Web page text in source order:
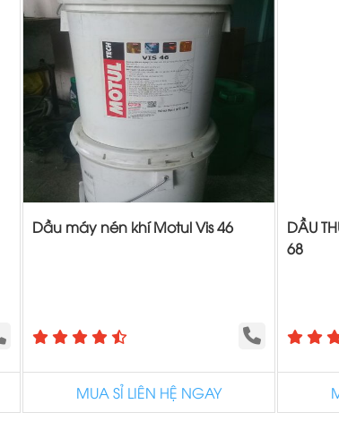
Dầu máy nén khí Motul Vis 46
MUA SỈ LIÊN HỆ NGAY
DẦU
68